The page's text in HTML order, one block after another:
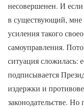
несовершенен. И
в существующий, мне
усиления такого
самоуправления.
ситуация сложилась:
подписывается
издержки и
законодательстве. Но